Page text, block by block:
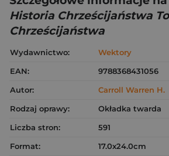
Historia Chrześcijaństwa
Chrześcijaństwa
Wydawnictwo:
Wektory
EAN:
9788368431056
Autor:
Carroll Warren H.
Rodzaj oprawy:
Okładka twarda
Liczba stron:
591
Format:
17.0x24.0cm